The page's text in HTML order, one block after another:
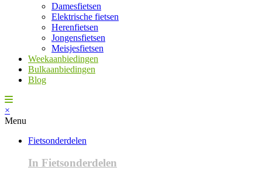
Damesfietsen
Elektrische fietsen
Herenfietsen
Jongensfietsen
Meisjesfietsen
Weekaanbiedingen
Bulkaanbiedingen
Blog
×
Menu
Fietsonderdelen
In Fietsonderdelen